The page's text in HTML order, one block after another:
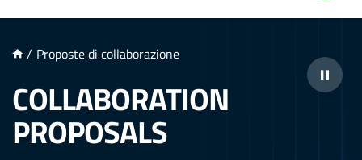
/ Proposte di collaborazione
COLLABORATION
PROPOSALS